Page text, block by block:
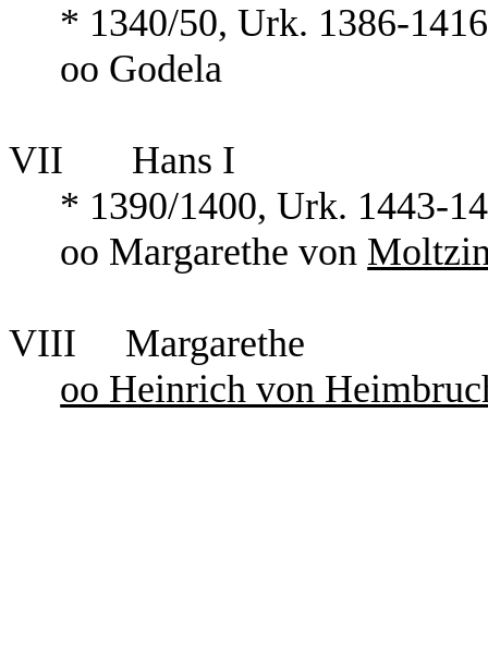
* 1340/50, Urk. 1386-1416
oo Godela
VII
Hans I
* 1390/1400,Urk. 1443-
oo Margarethe von
VIII
Margarethe
oo Heinrich von